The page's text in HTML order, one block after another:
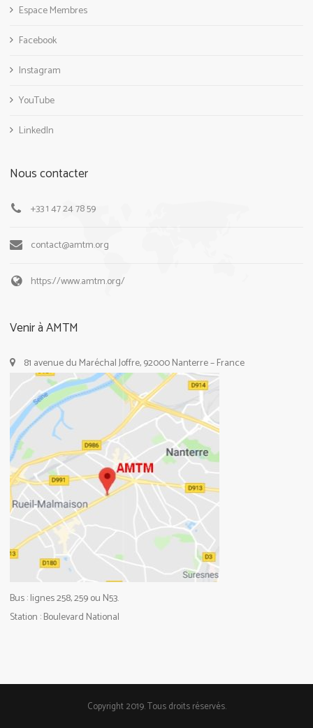
Espace Membres
Facebook
Instagram
YouTube
LinkedIn
Nous contacter
+33 1 47 24 78 59
contact@amtm.org
https://www.amtm.org/
Venir à AMTM
81 avenue du Maréchal Joffre, 92000 Nanterre – France
Bus : lignes 258, 259 ou N53.
Station : Boulevard National
Copyright 2019. Tous droits réservés.